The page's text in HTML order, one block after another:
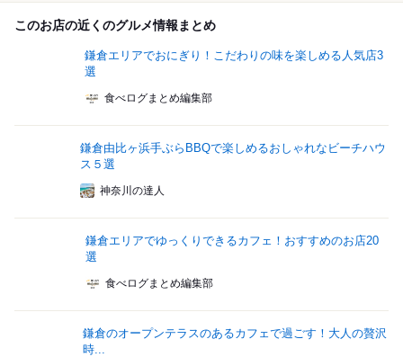
このお店の近くのグルメ情報まとめ
鎌倉エリアでおにぎり！こだわりの味を楽しめる人気店3
選
食べログまとめ編集部
鎌倉由比ヶ浜手ぶらBBQで楽しめるおしゃれなビーチハウ
ス５選
神奈川の達人
鎌倉エリアでゆっくりできるカフェ！おすすめのお店20
選
食べログまとめ編集部
鎌倉のオープンテラスのあるカフェで過ごす！大人の贅沢
時...